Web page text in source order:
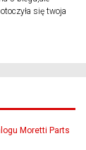
się twoja
Moretti Parts